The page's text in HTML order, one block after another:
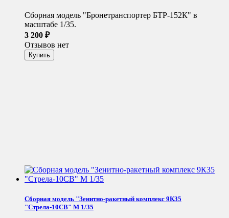
Сборная модель "Бронетранспортер БТР-152К" в
масштабе 1/35.
3 200 ₽
Отзывов нет
Сборная модель "Зенитно-ракетный комплекс 9К35
"Стрела-10СВ" М 1/35